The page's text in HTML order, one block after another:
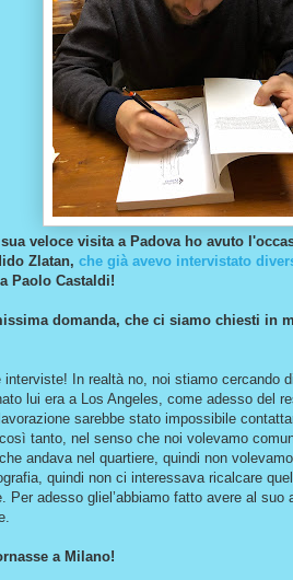
veloce visita a Padova ho avuto
Zlatan, che già avevo intervistato
Paolo Castaldi!
domanda, che ci siamo chiesti in
interviste! In realtà no, noi stiamo cercando
lui era a Los Angeles, come adesso del
sarebbe stato impossibile
tanto, nel senso che noi volevamo
andava nel quartiere, quindi non
quindi non ci interessava ricalcare
Per adesso gliel’abbiamo fatto avere al
a Milano!